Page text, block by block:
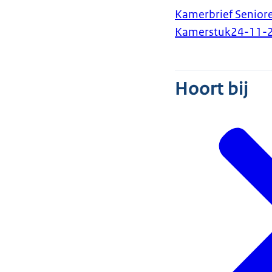
Kamerbrief
Kamerstuk24-11-
Hoort bij